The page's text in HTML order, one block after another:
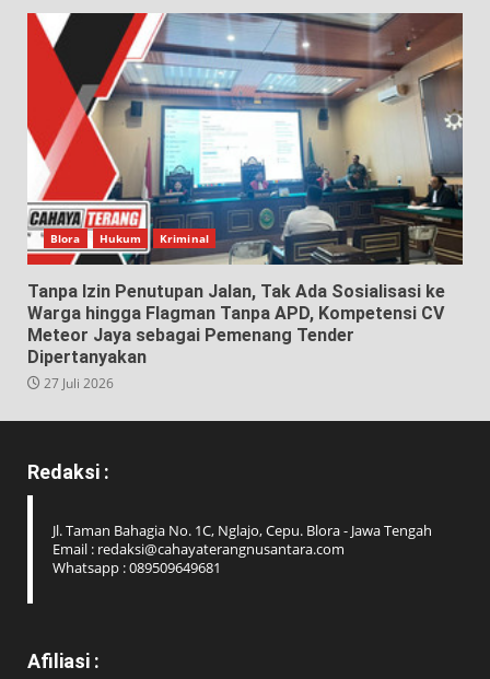
Blora Hukum Kriminal
Tanpa Izin Penutupan Jalan, Tak Ada Sosialisasi ke
Warga hingga Flagman Tanpa APD, Kompetensi CV
Meteor Jaya sebagai Pemenang Tender
Dipertanyakan
27 Juli 2026
Redaksi :
Jl. Taman Bahagia No. 1C, Nglajo, Cepu. Blora - Jawa Tengah
Email : redaksi@cahayaterangnusantara.com
Whatsapp : 089509649681
Afiliasi :